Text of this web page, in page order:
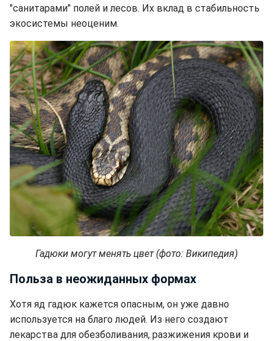
"санитарами" полей и лесов. Их вклад в стабильность
экосистемы неоценим.
Гадюки могут менять цвет (фото: Википедия)
Польза в неожиданных формах
Хотя яд гадюк кажется опасным, он уже давно
используется на благо людей. Из него создают
лекарства для обезболивания, разжижения крови и